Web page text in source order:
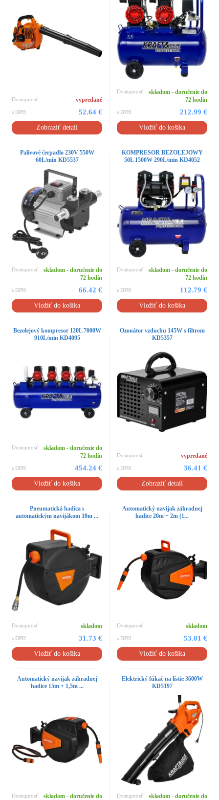
Dostupnosť vypredané
s DPH 52.64 €
Zobraziť detail
Dostupnosť
skladom - doručenie do
72 hodín
s DPH 212.99 €
Vložiť do košíka
Palivové čerpadlo 230V 550W
60L/min KD5537
Dostupnosť
skladom - doručenie do
72 hodín
s DPH 66.42 €
Vložiť do košíka
KOMPRESOR BEZOLEJOWY
50L 1500W 290L/min KD4052
Dostupnosť
skladom - doručenie do
72 hodín
s DPH 112.79 €
Vložiť do košíka
Bezolejový kompresor 120L 7000W
910L/min KD4095
Dostupnosť
skladom - doručenie do
72 hodín
s DPH 454.24 €
Vložiť do košíka
Ozonátor vzduchu 145W s filtrom
KD5357
Dostupnosť vypredané
s DPH 36.41 €
Zobraziť detail
Pneumatická hadica s
automatickým navijákom 10m ...
Dostupnosť skladom
s DPH 31.73 €
Vložiť do košíka
Automatický navijak záhradnej
hadice 20m + 2m (1...
Dostupnosť skladom
s DPH 53.01 €
Vložiť do košíka
Automatický navijak záhradnej
hadice 15m + 1,5m ...
Dostupnosť
skladom - doručenie do
Elektrický fúkač na lístie 3600W
KD5197
Dostupnosť
skladom - doručenie do